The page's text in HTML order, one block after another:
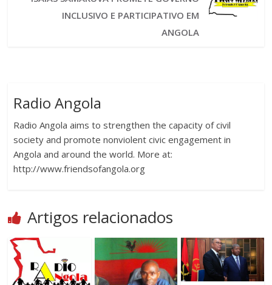
INCLUSIVO E PARTICIPATIVO EM
ANGOLA
Radio Angola
Radio Angola aims to strengthen the capacity of civil
society and promote nonviolent civic engagement in
Angola and around the world. More at:
http://www.friendsofangola.org
Artigos relacionados